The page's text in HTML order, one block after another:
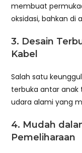
membuat
oksidasi, bahkan di
3. Desain
Kabel
Salah satu
terbuka antar anak
udara alami yang
4. Mudah
Pemeliharaan